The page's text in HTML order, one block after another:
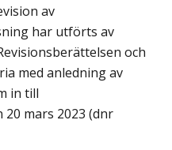
av
har utförts av
och
med anledning av
in till
mars 2023 (dnr